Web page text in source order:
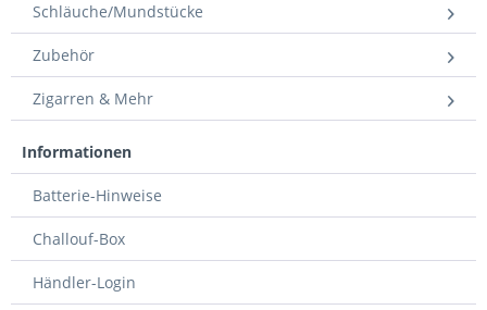
Schläuche/Mundstücke
Zubehör
Zigarren & Mehr
Informationen
Batterie-Hinweise
Challouf-Box
Händler-Login